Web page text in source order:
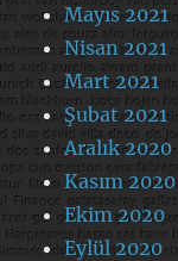
Mayıs 2021
Nisan 2021
Mart 2021
Şubat 2021
Aralık 2020
Kasım 2020
Ekim 2020
Eylül 2020